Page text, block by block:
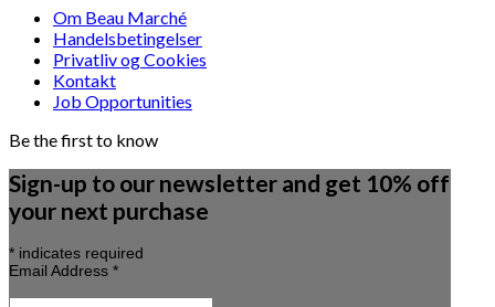
Om Beau Marché
Handelsbetingelser
Privatliv og Cookies
Kontakt
Job Opportunities
Be the first to know
Sign-up to our newsletter and get 10% off
your next purchase
* indicates required
Email Address *